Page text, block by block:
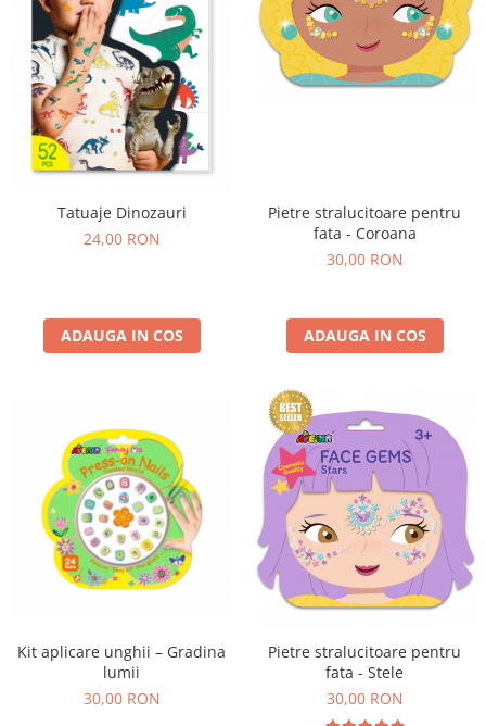
Tatuaje Dinozauri
24,00 RON
ADAUGA IN COS
Pietre stralucitoare pentru
fata - Coroana
30,00 RON
ADAUGA IN COS
Kit aplicare unghii – Gradina
lumii
30,00 RON
Pietre stralucitoare pentru
fata - Stele
30,00 RON